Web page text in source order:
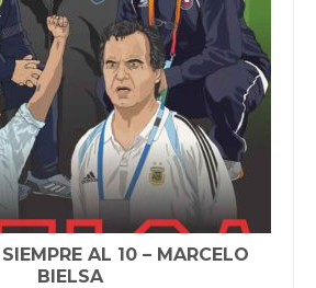
AL 10 – MARCELO
BIELSA